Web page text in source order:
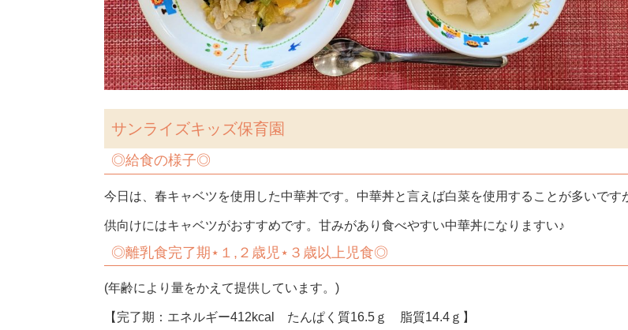
サンライズキッズ保育園
◎給食の様子◎
今日は、春キャベツを使用した中華丼です。中華丼と言えば白菜を使用することが多いです
供向けにはキャベツがおすすめです。甘みがあり食べやすい中華丼になりますい♪
◎離乳食完了期⋆１,２歳児⋆３歳以上児食◎
(年齢により量をかえて提供しています。)
【完了期：エネルギー412kcal たんぱく質16.5ｇ 脂質14.4ｇ】